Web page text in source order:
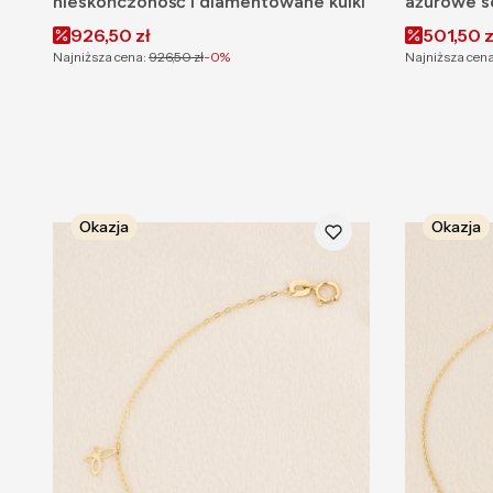
Cena promocyjna
926,50 zł
Najniższa cena: 926,50 zł-0%
Cena
501,50
Najniższa
Okazja Okazja